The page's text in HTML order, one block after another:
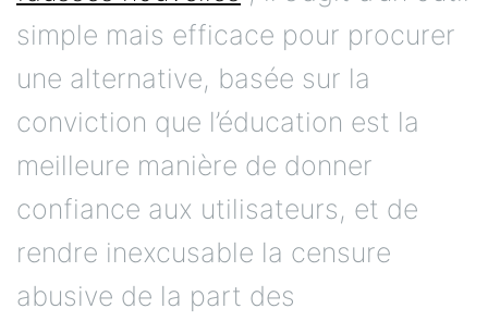
simple mais efficace pour procurer
une alternative, basée sur la
conviction que l’éducation est la
meilleure manière de donner
confiance aux utilisateurs, et de
rendre inexcusable la censure
abusive de la part des